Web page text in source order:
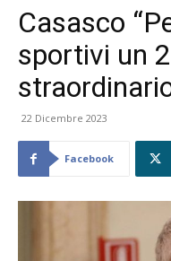
Casasco
sportivi un
22 Dicembre 2023
Facebook